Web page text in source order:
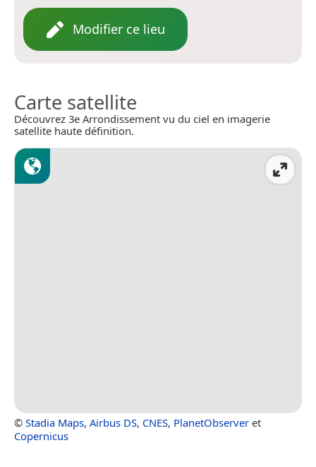
Modifier ce lieu
Carte satellite
Découvrez 3e Arrondissement vu du ciel en imagerie
satellite haute définition.
© Stadia Maps, Airbus DS, CNES, PlanetObserver et
Copernicus